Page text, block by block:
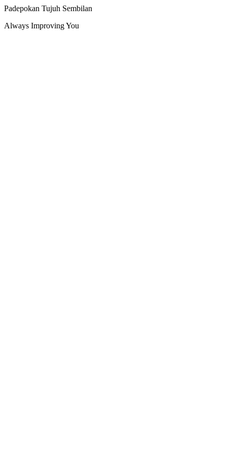
Padepokan Tujuh Sembilan
Always Improving You